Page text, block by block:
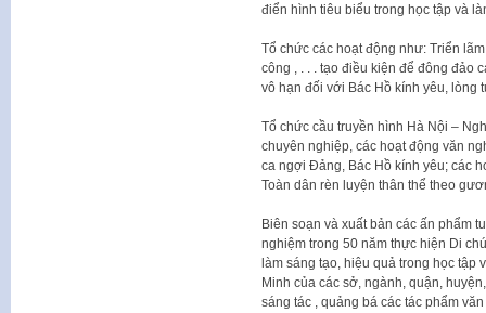
điển hình tiêu biểu trong học tập và
Tổ chức các hoạt động như: Triển
công , . . . tạo điều kiện để đông đảo
vô hạn đối với Bác Hồ kính yêu, lòng
Tổ chức cầu truyền hình Hà Nội –
chuyên nghiệp, các hoạt động văn
ca ngợi Đảng, Bác Hồ kính yêu; các
Toàn dân rèn luyện thân thể theo
Biên soạn và xuất bản các ấn phẩm
nghiệm trong 50 năm thực hiện Di
làm sáng tạo, hiệu quả trong học
Minh của các sở, ngành, quận,
sáng tác , quảng bá các tác phẩm